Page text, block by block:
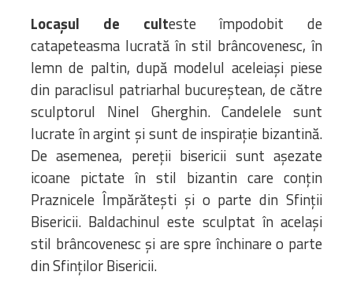
Locașul de culteste împodobit de
catapeteasma lucrată în stil brâncovenesc, în
lemn de paltin, după modelul aceleiași piese
din paraclisul patriarhal bucureștean, de către
sculptorul Ninel Gherghin. Candelele sunt
lucrate în argint și sunt de inspirație bizantină.
De asemenea, pereții bisericii sunt așezate
icoane pictate în stil bizantin care conțin
Praznicele Împărătești și o parte din Sfinții
Bisericii. Baldachinul este sculptat în același
stil brâncovenesc și are spre închinare o parte
din Sfinților Bisericii.